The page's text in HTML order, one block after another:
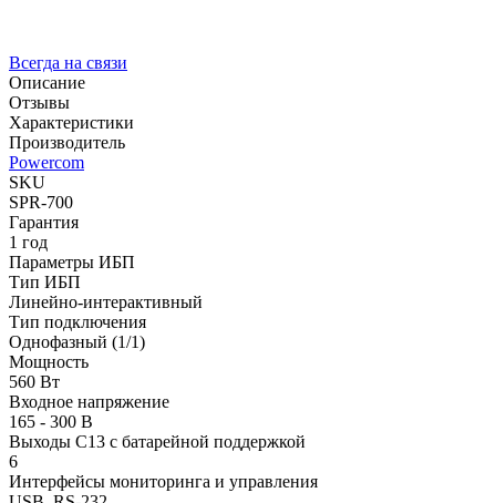
Всегда на связи
Описание
Отзывы
Характеристики
Производитель
Powercom
SKU
SPR-700
Гарантия
1 год
Параметры ИБП
Тип ИБП
Линейно-интерактивный
Тип подключения
Однофазный (1/1)
Мощность
560 Вт
Входное напряжение
165 - 300 В
Выходы C13 с батарейной поддержкой
6
Интерфейсы мониторинга и управления